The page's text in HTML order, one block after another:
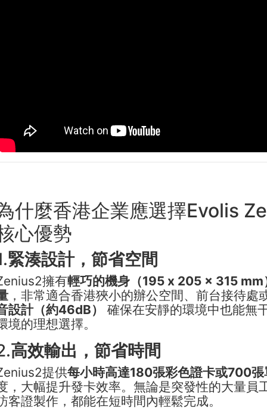
什麼香港企業應選擇Evolis
心優勢
緊湊設計，節省空間
擁有輕巧的機身（195 x 205 x 315
，非常適合香港狹小的辦公空間、前台接待處
設計（約46dB）
確保在安靜的環境中也能無
境的理想選擇。
高效輸出，節省時間
提供每小時高達180張彩色證卡或700張
，大幅提升發卡效率。無論是突發性的大量員
客證製作，都能在短時間內輕鬆完成。